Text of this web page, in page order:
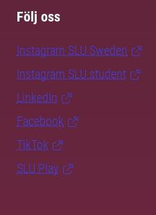
Följ oss
Instagram SLU.Sweden
Instagram SLU.student
LinkedIn
Facebook
TikTok
SLU Play